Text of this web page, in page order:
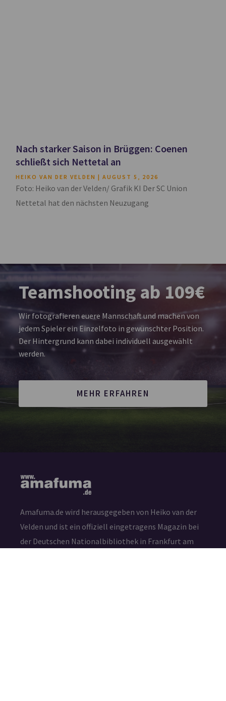
Nach starker Saison in Brüggen: Coenen
schließt sich Nettetal an
HEIKO VAN DER VELDEN AUGUST 5, 2026
Foto: Heiko van der Velden/ Grafik KI Der SC Union
Nettetal hat den nächsten Neuzugang
Teamshooting ab 109€
Wir fotografieren euere Mannschaft und machen von
jedem Spieler ein Einzelfoto in gewünschter Position.
Der Hintergrund kann dabei individuell ausgewählt
werden.
MEHR ERFAHREN
Amafuma.de wird herausgegeben von Heiko van der
Velden und ist ein offiziell eingetragens Magazin bei
der Deutschen Nationalbibliothek in Frankfurt am